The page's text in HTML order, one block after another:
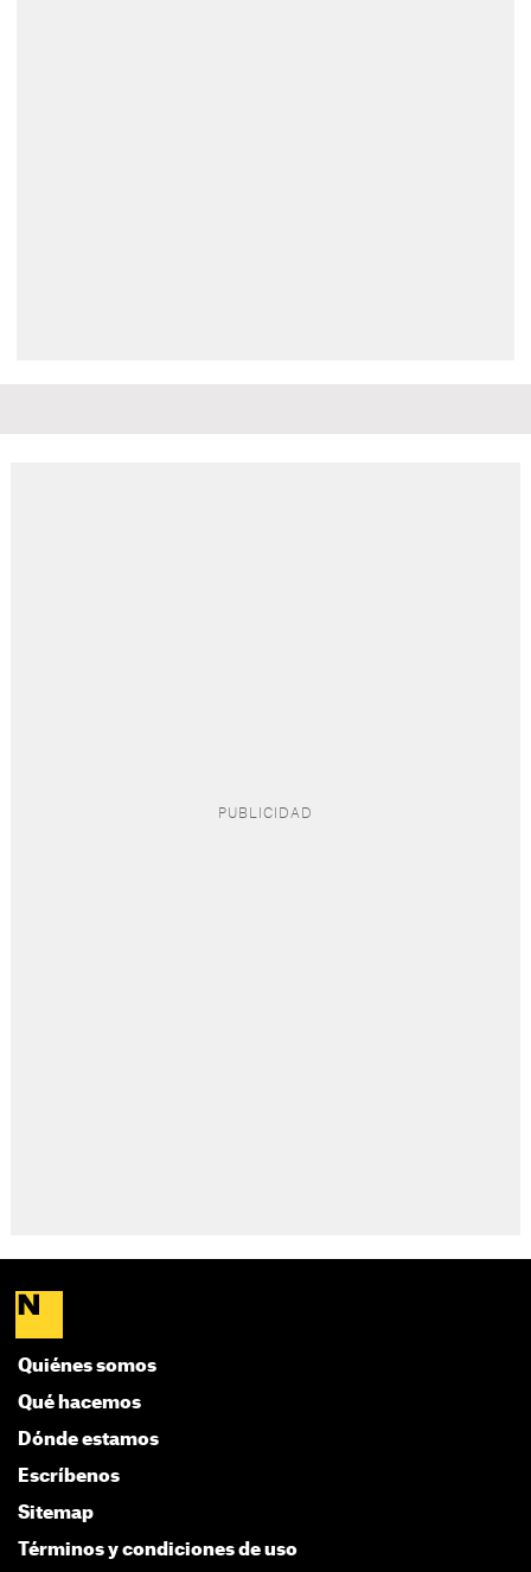
Quiénes somos
Qué hacemos
Dónde estamos
Escríbenos
Sitemap
Términos y condiciones de uso